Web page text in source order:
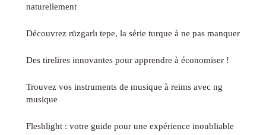
naturellement
Découvrez rüzgarlı tepe, la série turque à ne pas manquer
Des tirelires innovantes pour apprendre à économiser !
Trouvez vos instruments de musique à reims avec ng
musique
Fleshlight : votre guide pour une expérience inoubliable